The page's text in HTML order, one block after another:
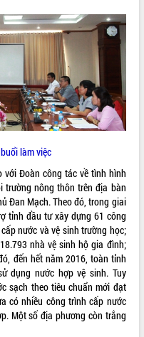
làm việc
với Đoàn công tác về tình hình
trường nông thôn trên địa bàn
Đan Mạch. Theo đó, trong giai
tỉnh đầu tư xây dựng 61 công
nước và vệ sinh trường học;
nhà vệ sinh hộ gia đình;
đến hết năm 2016, toàn tỉnh
dụng nước hợp vệ sinh. Tuy
sạch theo tiêu chuẩn mới đạt
có nhiều công trình cấp nước
Một số địa phương còn trắng